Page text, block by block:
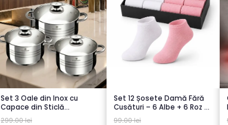
Set 3 Oale din Inox cu
Capace din Sticlă
Termorezistent...
299.00 lei
Set 12 Șosete Damă Fără
Cusături – 6 Albe + 6 Roz –
Scu...
99.00 lei